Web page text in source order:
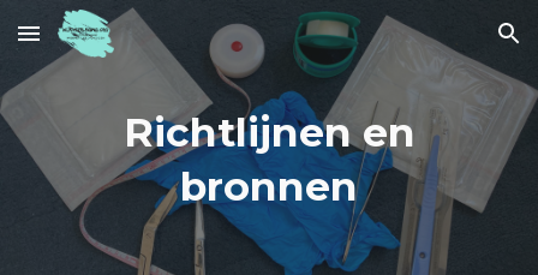
Skip to main content Skip to navigation
Richtlijnen en
bronnen